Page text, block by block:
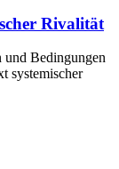
Rivalität
Bedingungen
systemischer